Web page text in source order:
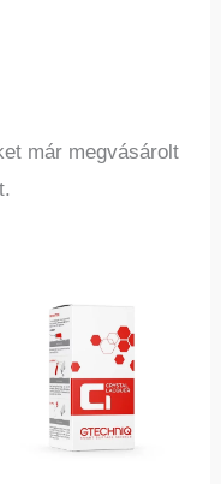
már megvásárolt